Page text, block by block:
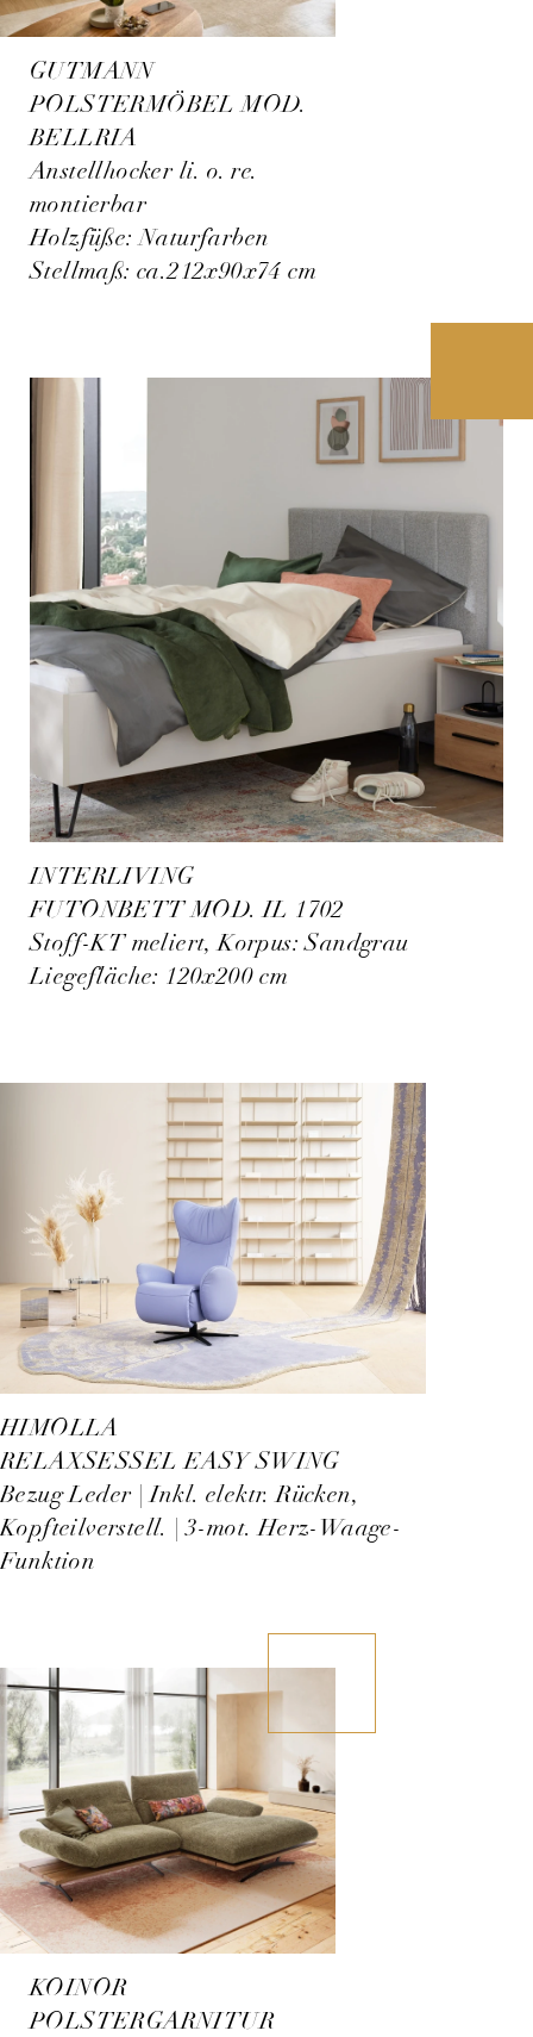
GUTMANN
POLSTERMÖBEL MOD.
BELLRIA
Anstellhocker li. o. re.
montierbar
Holzfüße: Naturfarben
Stellmaß: ca.212x90x74 cm
INTERLIVING
FUTONBETT MOD. IL 1702
Stoff-KT meliert, Korpus: Sandgrau
Liegefläche: 120x200 cm
HIMOLLA
RELAXSESSEL EASY SWING
Bezug Leder | Inkl. elektr. Rücken,
Kopfteilverstell. | 3-mot. Herz-Waage-
Funktion
KOINOR
POLSTERGARNITUR